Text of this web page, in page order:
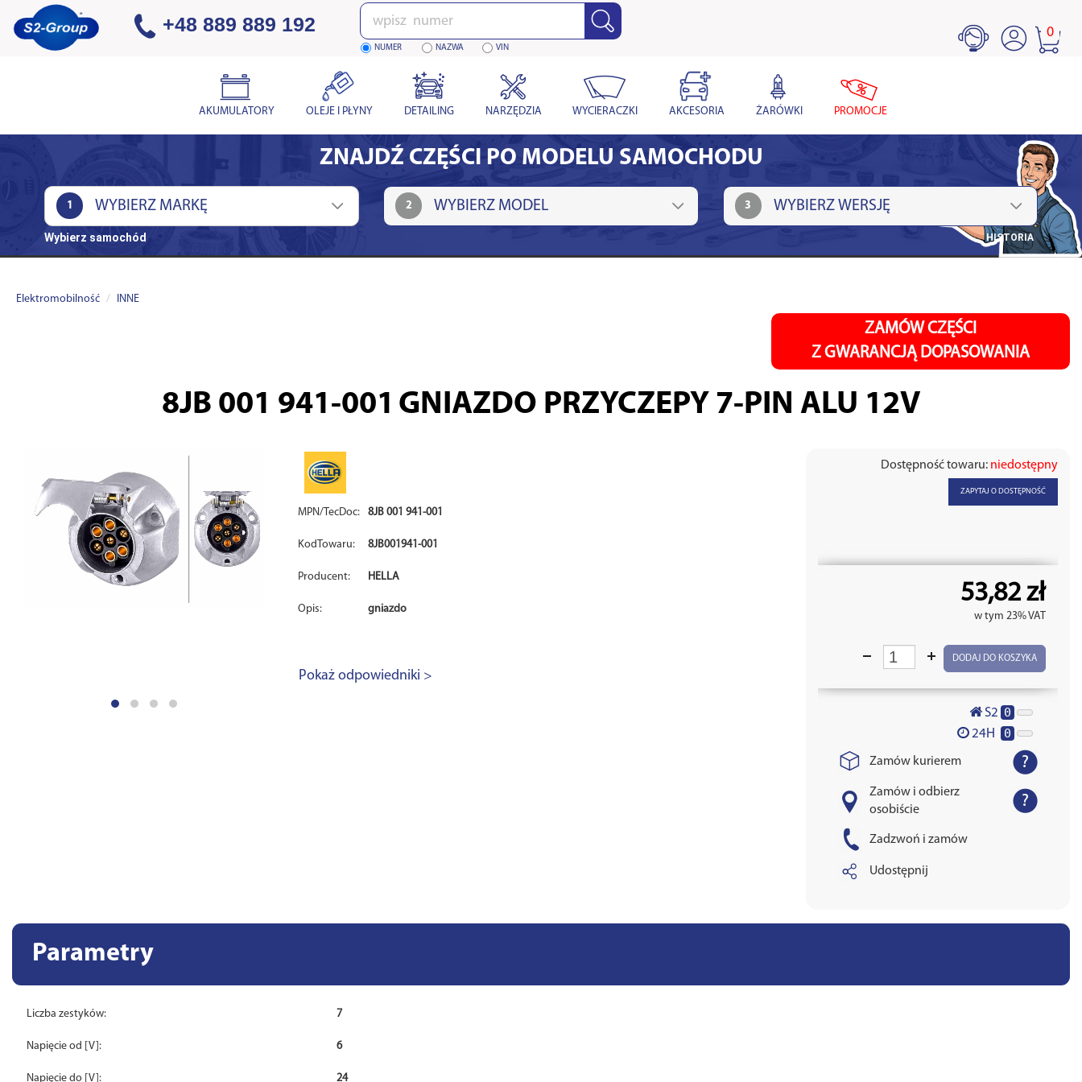
+48 889 889 192 Wpisz
numer
NUMER NAZWA VIN
0
AKUMULATORY OLEJE I PŁYNY DETAILING NARZĘDZIA WYCIERACZKI AKCESORIA ŻARÓWKI PROMOCJE
ZNAJDŹ CZĘŚCI PO MODELU SAMOCHODU
1 2 3
Wybierz samochód HISTORIA
Elektromobilność INNE
ZAMÓW CZĘŚCI
Z GWARANCJĄ DOPASOWANIA
8JB 001 941-001 GNIAZDO PRZYCZEPY 7-PIN ALU 12V
MPN/TecDoc: 8JB 001 941-001
KodTowaru: 8JB001941-001
Producent: HELLA
Opis: gniazdo
Pokaż odpowiedniki >
Dostępność towaru: niedostępny
ZAPYTAJ O DOSTĘPNOŚĆ
53,82 zł
w tym 23% VAT
DODAJ DO KOSZYKA
S2 0
24H 0
Zamów kurierem
Zamów i odbierz
osobiście
Zadzwoń i zamów
Udostępnij
Parametry
Liczba zestyków: 7
Napięcie od [V]: 6
Napięcie do [V]: 24